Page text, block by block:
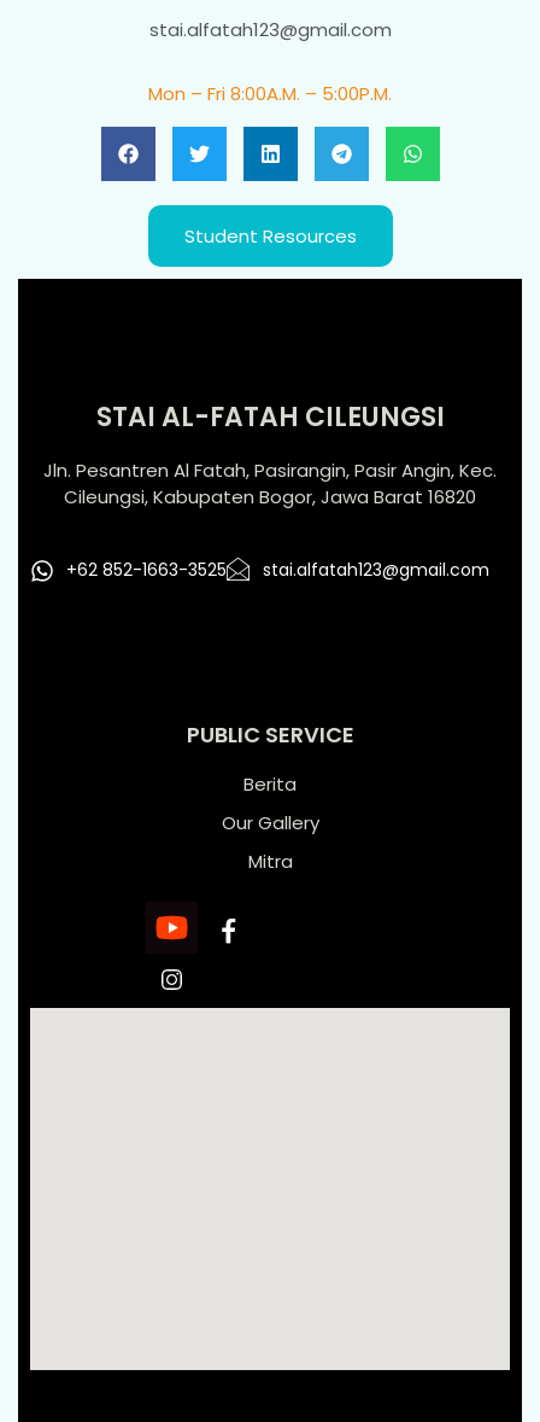
stai.alfatah123@gmail.com
Mon – Fri 8:00A.M. – 5:00P.M.
Student Resources
STAI AL-FATAH CILEUNGSI
Jln. Pesantren Al Fatah, Pasirangin, Pasir Angin, Kec.
Cileungsi, Kabupaten Bogor, Jawa Barat 16820
+62 852-1663-3525 stai.alfatah123@gmail.com
PUBLIC SERVICE
Berita
Our Gallery
Mitra